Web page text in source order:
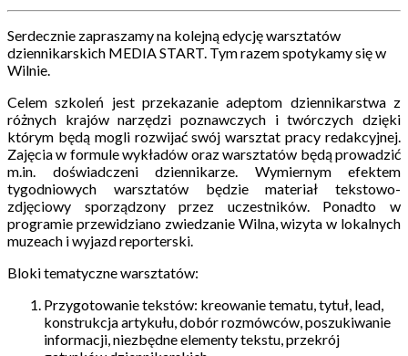
Serdecznie zapraszamy na kolejną edycję warsztatów
dziennikarskich MEDIA START. Tym razem spotykamy się w
Wilnie.
Celem szkoleń jest przekazanie adeptom dziennikarstwa z
różnych krajów narzędzi poznawczych i twórczych dzięki
którym będą mogli rozwijać swój warsztat pracy redakcyjnej.
Zajęcia w formule wykładów oraz warsztatów będą prowadzić
m.in. doświadczeni dziennikarze. Wymiernym efektem
tygodniowych warsztatów będzie materiał tekstowo-
zdjęciowy sporządzony przez uczestników. Ponadto w
programie przewidziano zwiedzanie Wilna, wizyta w lokalnych
muzeach i wyjazd reporterski.
Bloki tematyczne warsztatów:
Przygotowanie tekstów: kreowanie tematu, tytuł, lead,
konstrukcja artykułu, dobór rozmówców, poszukiwanie
informacji, niezbędne elementy tekstu, przekrój